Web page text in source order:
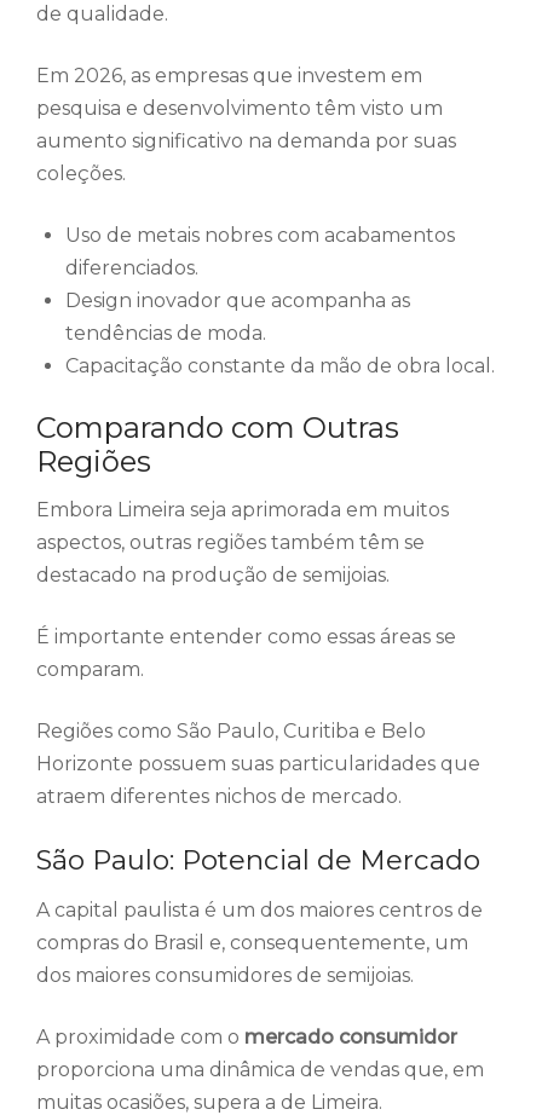
de qualidade.
Em 2026, as empresas que investem em
pesquisa e desenvolvimento têm visto um
aumento significativo na demanda por suas
coleções.
Uso de metais nobres com acabamentos
diferenciados.
Design inovador que acompanha as
tendências de moda.
Capacitação constante da mão de obra local.
Comparando com Outras
Regiões
Embora Limeira seja aprimorada em muitos
aspectos, outras regiões também têm se
destacado na produção de semijoias.
É importante entender como essas áreas se
comparam.
Regiões como São Paulo, Curitiba e Belo
Horizonte possuem suas particularidades que
atraem diferentes nichos de mercado.
São Paulo: Potencial de Mercado
A capital paulista é um dos maiores centros de
compras do Brasil e, consequentemente, um
dos maiores consumidores de semijoias.
A proximidade com o mercado consumidor
proporciona uma dinâmica de vendas que, em
muitas ocasiões, supera a de Limeira.